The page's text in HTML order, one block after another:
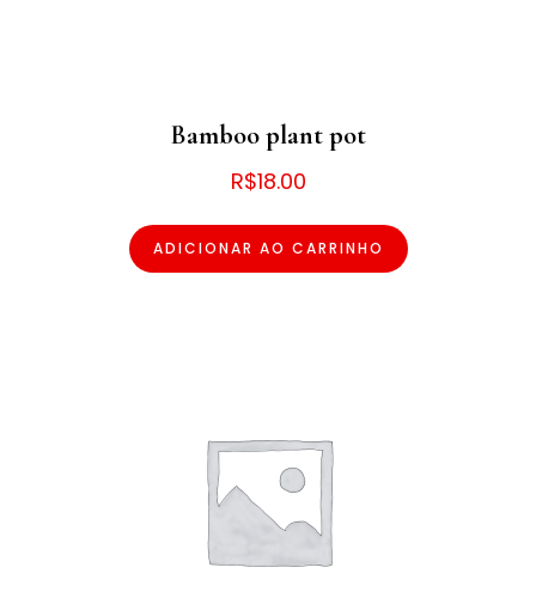
Bamboo plant pot
R$18.00
ADICIONAR AO CARRINHO